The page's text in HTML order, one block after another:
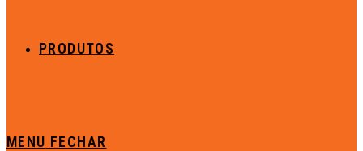
PRODUTOS
MENU FECHAR